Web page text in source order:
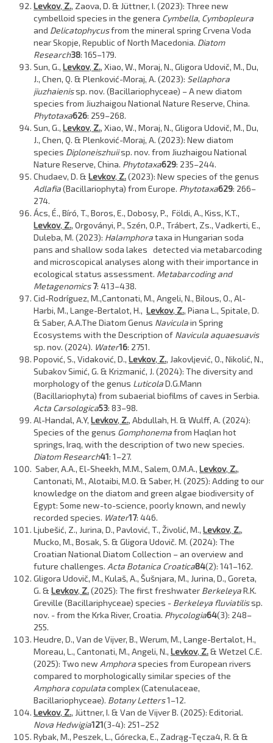
Levkov, Z., Zaova, D. & Jüttner, I. (2023): Three new
cymbelloid species in the genera Cymbella, Cymbopleura
and Delicatophycusfrom the mineral spring Crvena Voda
near Skopje, Republic of North Macedonia. Diatom
Research38: 165–179.
Sun, G., Levkov, Z., Xiao, W., Moraj, N., Gligora Udovič, M., Du,
J., Chen, Q. & Plenković-Moraj, A. (2023): Sellaphora
jiuzhaienissp. nov. (Bacillariophyceae) – A new diatom
species from Jiuzhaigou National Nature Reserve, China.
Phytotaxa626: 259–268.
Sun, G., Levkov, Z., Xiao, W., Moraj, N., Gligora Udovič, M., Du,
J., Chen, Q. & Plenković-Moraj, A. (2023): New diatom
species Diploneiszhuiisp. nov. from Jiuzhaigou National
Nature Reserve, China. Phytotaxa629: 235–244.
Chudaev, D. & Levkov, Z.(2023): New species of the genus
Adlafia(Bacillariophyta) from Europe. Phytotaxa629: 266–
274.
Ács, É., Bíró, T., Boros, E., Dobosy, P., Földi, A., Kiss, K.T.,
Levkov, Z., Orgoványi, P., Szén, O.P., Trábert, Zs., Vadkerti, E.,
Duleba, M. (2023): Halamphorataxa in Hungarian soda
pans and shallow soda lakes detected via metabarcoding
and microscopical analyses along with their importance in
ecological status assessment. Metabarcoding and
Metagenomics7: 413–438.
Cid-Rodríguez, M.,Cantonati, M., Angeli, N., Bilous, O., Al-
Harbi, M., Lange-Bertalot, H., Levkov, Z., Piana L., Spitale, D.
& Saber, A.A.The Diatom Genus Naviculain Spring
Ecosystems with the Description of Navicula aquaesuavis
sp. nov. (2024). Water16: 2751.
Popović, S., Vidaković, D., Levkov, Z., Jakovljević, O., Nikolić, N.,
Subakov Simić, G. & Krizmanić, J. (2024): The diversity and
morphology of the genus LuticolaD.G.Mann
(Bacillariophyta) from subaerial biofilms of caves in Serbia.
Acta Carsologica53: 83–98.
Al-Handal, A.Y, Levkov, Z., Abdullah, H. & Wulff, A. (2024):
Species of the genus Gomphonemafrom Haqlan hot
springs, Iraq, with the description of two new species.
Diatom Research41: 1–27.
Saber, A.A., El-Sheekh, M.M., Salem, O.M.A., Levkov, Z.,
Cantonati, M., Alotaibi, M.O. & Saber, H. (2025): Adding to our
knowledge on the diatom and green algae biodiversity of
Egypt: Some new-to-science, poorly known, and newly
recorded species. Water17: 446.
Ljubešić, Z., Jurina, D., Pavlović, T., Živolić, M., Levkov, Z.,
Mucko, M., Bosak, S. & Gligora Udovič. M. (2024): The
Croatian National Diatom Collection – an overview and
future challenges. Acta Botanica Croatica84(2): 141–162.
Gligora Udovič, M., Kulaš, A., Šušnjara, M., Jurina, D., Goreta,
G. & Levkov, Z.(2025): The first freshwater BerkeleyaR.K.
Greville (Bacillariphyceae) species - Berkeleya fluviatilissp.
nov. - from the Krka River, Croatia. Phycologia64(3): 248–
255.
Heudre, D., Van de Vijver, B., Werum, M., Lange-Bertalot, H.,
Moreau, L., Cantonati, M., Angeli, N., Levkov, Z.& Wetzel C.E.
(2025): Two new Amphoraspecies from European rivers
compared to morphologically similar species of the
Amphora copulatacomplex (Catenulaceae,
Bacillariophyceae). Botany Letters1–12.
Levkov, Z., Jüttner, I. & Van de Vijver B. (2025): Editorial.
Nova Hedwigia121(3-4): 251–252
Rybak, M., Peszek, L., Górecka, E., Zadrąg-Tęcza4, R. & &